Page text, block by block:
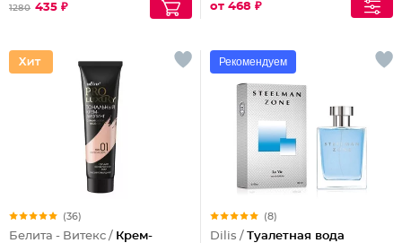
1280 435 ₽ от 468 ₽
(36)
Белита - Витекс / Крем-
Рекомендуем
(8)
Dilis / Туалетная вода